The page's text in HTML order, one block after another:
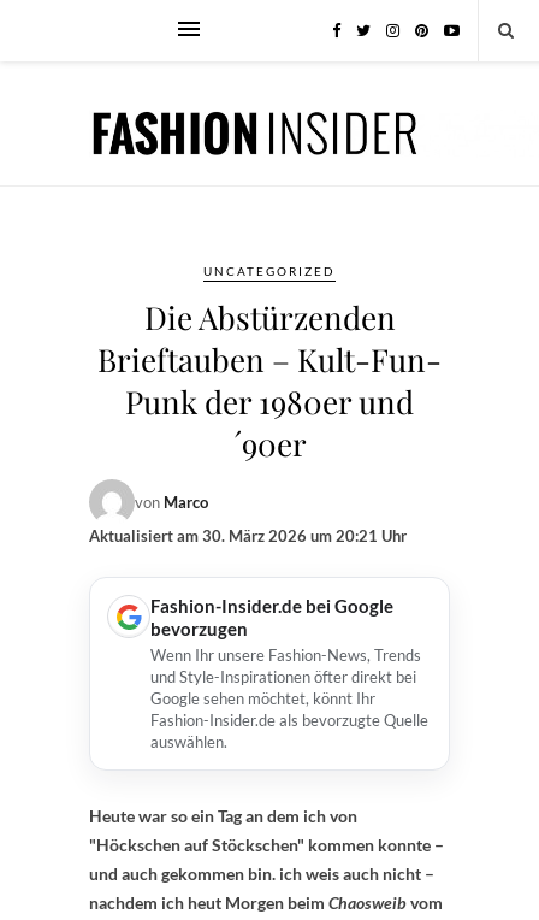
UNCATEGORIZED
Die Abstürzenden
Brieftauben – Kult-Fun-
Punk der 1980er und
´90er
von Marco
Aktualisiert am30. März 2026 um 20:21 Uhr
Fashion-Insider.de bei Google
bevorzugen
Wenn Ihr unsere Fashion-News, Trends
und Style-Inspirationen öfter direkt bei
Google sehen möchtet, könnt Ihr
Fashion-Insider.de als bevorzugte Quelle
auswählen.
Heute war so ein Tag an dem ich von
"Höckschen auf Stöckschen" kommen konnte –
und auch gekommen bin. ich weis auch nicht –
nachdem ich heut Morgen beim Chaosweibvom